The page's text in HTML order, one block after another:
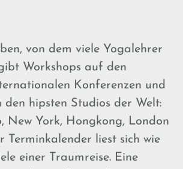
von dem viele Yogalehrer
Workshops auf den
Konferenzen und
hipsten Studios der Welt:
New York, Hongkong, London
Terminkalender liest sich wie
einer Traumreise. Eine